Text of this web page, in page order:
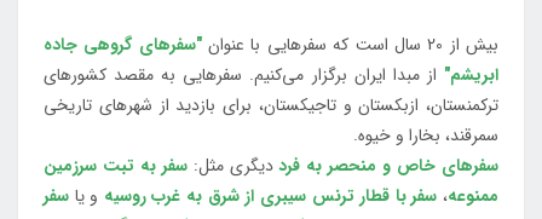
بیش از 20 سال است که سفرهایی با عنوان
"سفرهای گروهی جاده
ابریشم" از مبدا ایران برگزار می‌کنیم. سفرهایی به مقصد کشورهای
ترکمنستان، ازبکستان و تاجیکستان، برای بازدید از شهرهای تاریخی
سمرقند، بخارا و خیوه.
سفرهای خاص و منحصر به فرددیگری مثل:سفر به تبت سرزمین
ممنوعه، سفر با قطار ترنس سیبری از شرق به غرب روسیه و یا سفر